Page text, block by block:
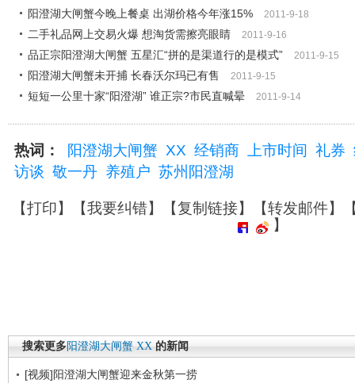
阳澄湖大闸蟹今晚上餐桌 出湖价格今年涨15% 2011-9-18
二手礼品网上交易火爆 想淘货需擦亮眼睛 2011-9-16
品正宗阳澄湖大闸蟹 五星汇“拼的是渠道行的是模式” 2011-9-15
阳澄湖大闸蟹未开捕 长春沃尔玛已有售 2011-9-15
短短一公里十家“阳澄湖” 谁正宗?市民直喊晕 2011-9-14
热词： 阳澄湖大闸蟹 XX 经销商 上市时间 礼券
访谈 敬一丹 养殖户 苏州阳澄湖
【打印】【我要纠错】【复制链接】【转发邮件】
】
搜索更多阳澄湖大闸蟹 XX 的新闻
[视频]阳澄湖大闸蟹迎来金秋第一捞